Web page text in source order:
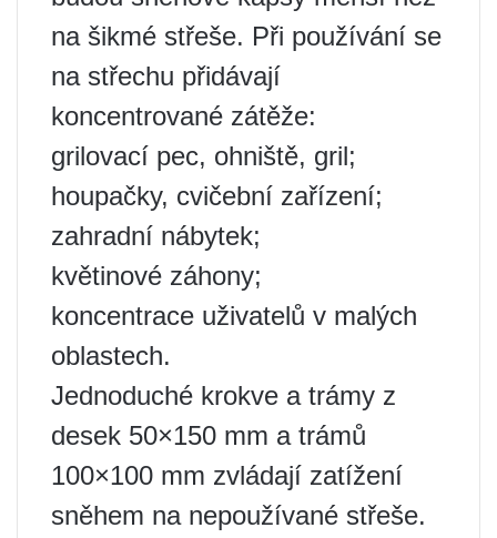
na šikmé střeše. Při používání se
na střechu přidávají
koncentrované zátěže:
grilovací pec, ohniště, gril;
houpačky, cvičební zařízení;
zahradní nábytek;
květinové záhony;
koncentrace uživatelů v malých
oblastech.
Jednoduché krokve a trámy z
desek 50×150 mm a trámů
100×100 mm zvládají zatížení
sněhem na nepoužívané střeše.